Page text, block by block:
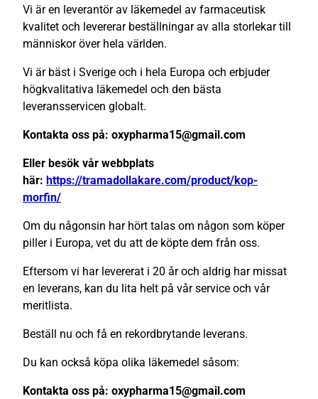
Vi är en leverantör av läkemedel av farmaceutisk
kvalitet och levererar beställningar av alla storlekar till
människor över hela världen.
Vi är bäst i Sverige och i hela Europa och erbjuder
högkvalitativa läkemedel och den bästa
leveransservicen globalt.
Kontakta oss på: oxypharma15@gmail.com
Eller besök vår webbplats
här: https://tramadollakare.com/product/kop-
morfin/
Om du någonsin har hört talas om någon som köper
piller i Europa, vet du att de köpte dem från oss.
Eftersom vi har levererat i 20 år och aldrig har missat
en leverans, kan du lita helt på vår service och vår
meritlista.
Beställ nu och få en rekordbrytande leverans.
Du kan också köpa olika läkemedel såsom:
Kontakta oss på: oxypharma15@gmail.com